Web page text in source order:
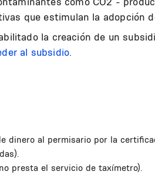
que estimulan la adopción
la creación de un
al subsidio.
dinero al permisario por la
presta el servicio de taxímetro).